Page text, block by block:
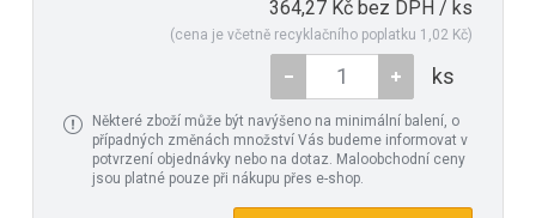
364,27 Kč bez DPH / ks
(cena je včetně recyklačního poplatku 1,02 Kč)
ks
Některé zboží může být navýšeno na minimální balení, o
případných změnách množství Vás budeme informovat v
potvrzení objednávky nebo na dotaz. Maloobchodní ceny
jsou platné pouze při nákupu přes e-shop.